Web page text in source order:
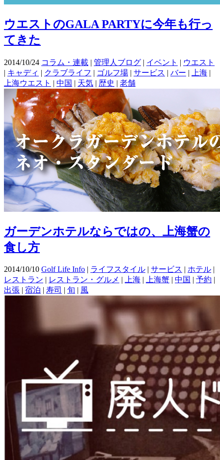
ウエストのGALA PARTYに今年も行っ
てきた
2014/10/24 コラム・連載 | 管理人ブログ | イベント | ウエスト
| キャディ | クラブライフ | ゴルフ場 | サービス | バー | 上海 |
上海ウエスト | 中国 | 天気 | 歴史 | 老舗
ガーデンホテルならではの、上海蟹の
食し方
2014/10/10 Golf Life Info | ライフスタイル | サービス | ホテル |
レストラン | レストラン・グルメ | 上海 | 上海蟹 | 中国 | 予約 |
出張 | 宿泊 | 寿司 | 旬 | 風